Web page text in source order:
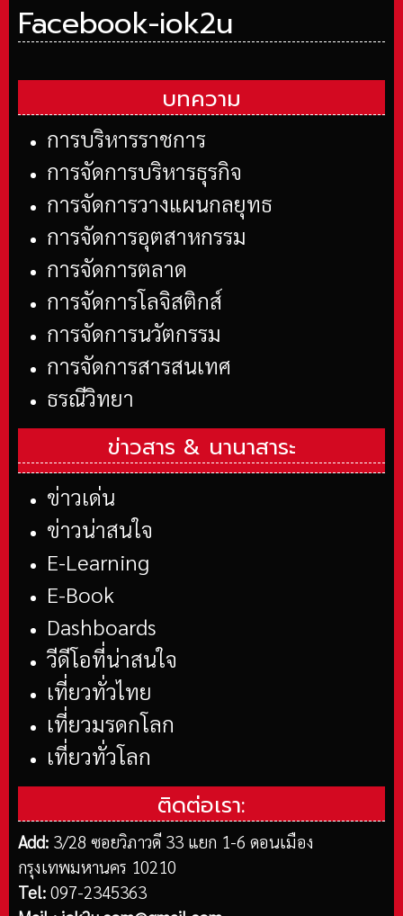
Facebook-iok2u
บทความ
การบริหารราชการ
การจัดการบริหารธุรกิจ
การจัดการวางแผนกลยุทธ
การจัดการอุตสาหกรรม
การจัดการตลาด
การจัดการโลจิสติกส์
การจัดการนวัตกรรม
การจัดการสารสนเทศ
ธรณีวิทยา
ข่าวสาร & นานาสาระ
ข่าวเด่น
ข่าวน่าสนใจ
E-Learning
E-Book
Dashboards
วีดีโอที่น่าสนใจ
เที่ยวทั่วไทย
เที่ยวมรดกโลก
เที่ยวทั่วโลก
ติดต่อเรา:
Add: 3/28 ซอยวิภาวดี 33 แยก 1-6 ดอนเมือง
กรุงเทพมหานคร 10210
Tel: 097-2345363